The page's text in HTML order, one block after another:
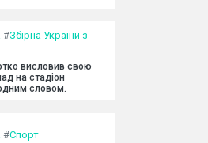
#Збірна України з
висловив свою
на стадіон
словом.
#Спорт